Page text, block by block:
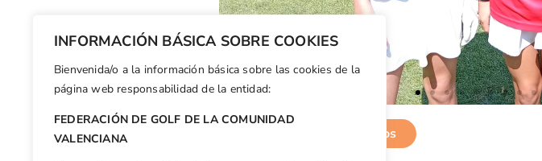
INFORMACIÓN BÁSICA SOBRE COOKIES
Bienvenida/o a la información básica sobre las cookies de la
página web responsabilidad de la entidad:
FEDERACIÓN DE GOLF DE LA COMUNIDAD
VALENCIANA
Galerias de fotos